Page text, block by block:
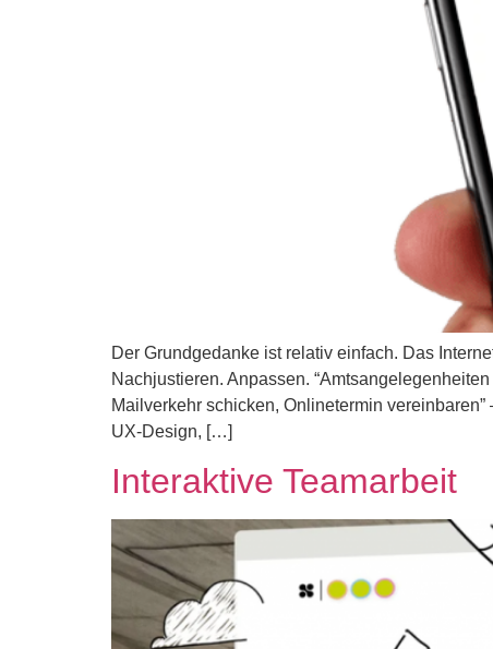
Der Grundgedanke ist relativ einfach. Das
Nachjustieren. Anpassen.
Mailverkehr schicken, Onlinetermin
UX-Design, […]
Interaktive Teamarbeit